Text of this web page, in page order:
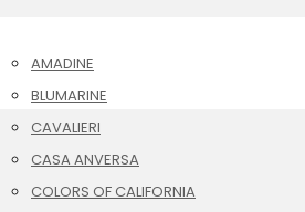
AMADINE
BLUMARINE
CAVALIERI
CASA ANVERSA
COLORS OF CALIFORNIA